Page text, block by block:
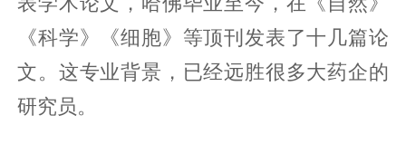
《科学》《细胞》等顶刊发表了十几篇论
文。这专业背景，已经远胜很多大药企的
研究员。